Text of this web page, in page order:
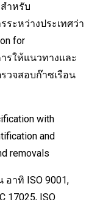
ำหรับ
ระหว่างประเทศว่า
for
รให้แนวทางและ
วจสอบก๊าซเรือน
with
and
removals
าทิ ISO 9001,
17025, ISO